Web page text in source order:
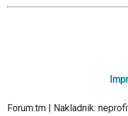
Forum.tm | Nakladnik: